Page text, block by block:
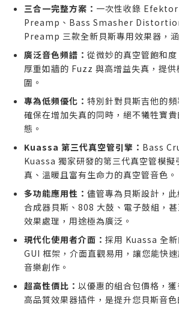
三合一完整方案： 一次性收錄
Preamp、Bass Smasher
Preamp 三款全新貝斯專用效果器，
廣泛音色頻譜： 從微妙的真空管飽和
厚重如牆的 Fuzz 與高增益失真，提供
圍。
專為低頻優化： 特別針對貝斯吉他的頻
確保在增加失真的同時，絕不犧牲寶
態。
Kuassa 第三代真空管引擎： Bass
Kuassa 獨家研發的第三代真空管模擬
真、溫暖且富有生命力的真空管音色。
多功能應用性： 儘管專為貝斯設計，
合成器貝斯、808 大鼓、電子鼓組，
效果處理，用途極為廣泛。
現代化使用者介面： 採用 Kuassa 全
GUI 框架，介面直觀易用，讓您能快
音樂創作。
超高性價比： 以優惠的組合包價格，
高品質效果器插件，是提升您貝斯音色